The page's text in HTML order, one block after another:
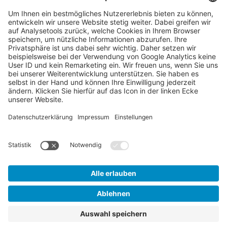
E-Mail:academy@vdma.euBeratung
SERVICE
Info-Service
Kontakt
Anreise
FAQ
LINKS
AGB
AGB Inhouse
Datenschutzerklärung
Impressum
Login
VERTRAG WIDERRUFEN